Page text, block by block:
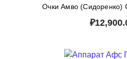
Очки Амво (Сидоренко)